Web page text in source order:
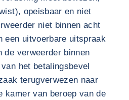
opeisbaar en niet
niet binnen acht
een uitvoerbare uitspraak
de verweerder binnen
het betalingsbevel
terugverwezen naar
kamer van beroep van de